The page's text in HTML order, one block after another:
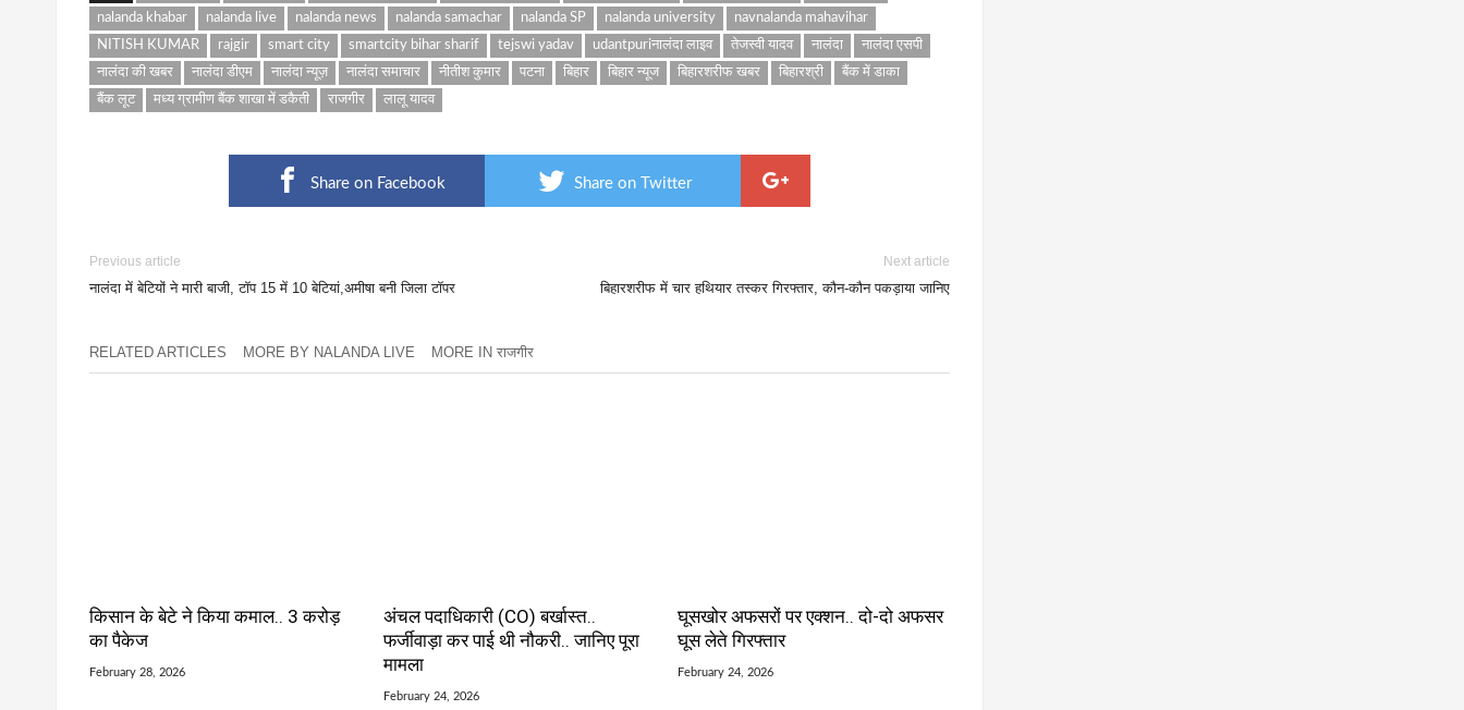
nalanda khabar
nalanda live nalanda news nalanda samachar nalanda SP nalanda university
navnalanda mahavihar
NITISH KUMAR
rajgir smart city smartcity bihar sharif tejswi yadav udantpuriनालंदा लाइव तेजस्वी यादव नालंदा
नालंदा एसपी
नालंदा की खबर
नालंदा डीएम नालंदा न्यूज़ नालंदा समाचार नीतीश कुमार पटना बिहार बिहार न्यूज बिहारशरीफ खबर बिहारश्री
बैंक में डाका
बैंक लूट
मध्य ग्रामीण बैंक शाखा में डकैती राजगीर लालू यादव
Share on Facebook Share on Twitter
Previous article
नालंदा में बेटियों ने मारी बाजी, टॉप 15 में 10 बेटियां,अमीषा बनी जिला टॉपर
Next article
बिहारशरीफ में चार हथियार तस्कर गिरफ्तार, कौन-कौन पकड़ाया जानिए
RELATED ARTICLES MORE BY NALANDA LIVE MORE IN राजगीर
किसान के बेटे ने किया कमाल.. 3 करोड़
का पैकेज
February 28, 2026
अंचल पदाधिकारी (CO) बर्खास्त..
फर्जीवाड़ा कर पाई थी नौकरी.. जानिए पूरा
मामला
February 24, 2026
घूसखोर अफसरों पर एक्शन.. दो-दो अफसर
घूस लेते गिरफ्तार
February 24, 2026